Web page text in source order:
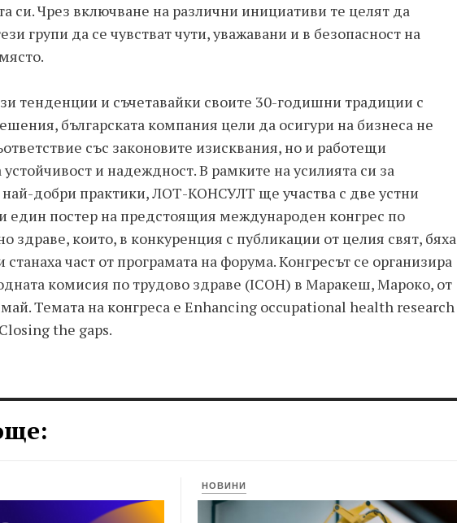
си. Чрез включване на различни инициативи те целят да
групи да се чувстват чути, уважавани и в безопасност на
тенденции и съчетавайки своите 30-годишни традиции с
българската компания цели да осигури на бизнеса не
със законовите изисквания, но и работещи
и надеждност. В рамките на усилията си за
добри практики, ЛОТ-КОНСУЛТ ще участва с две устни
един постер на предстоящия международен конгрес по
здраве, които, в конкуренция с публикации от целия свят, бяха
станаха част от програмата на форума. Конгресът се организира
комисия по трудово здраве (ICOH) в Маракеш, Мароко, от
Темата на конгреса е Enhancing occupational health research
the gaps.
НОВИНИ